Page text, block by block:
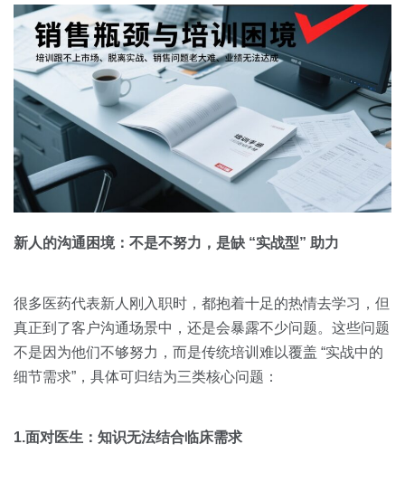
交易跟进
培训辅导
新人的沟通困境：不是不努力，是缺 “实战型” 助力
很多医药代表新人刚入职时，都抱着十足的热情去学习，但
真正到了客户沟通场景中，还是会暴露不少问题。这些问题
不是因为他们不够努力，而是传统培训难以覆盖 “实战中的
细节需求”，具体可归结为三类核心问题：
1.面对医生：知识无法结合临床需求